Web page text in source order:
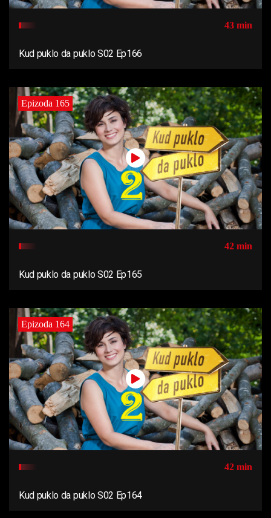
43 min
Kud puklo da puklo S02 Ep166
Epizoda 165
42 min
Kud puklo da puklo S02 Ep165
Epizoda 164
42 min
Kud puklo da puklo S02 Ep164